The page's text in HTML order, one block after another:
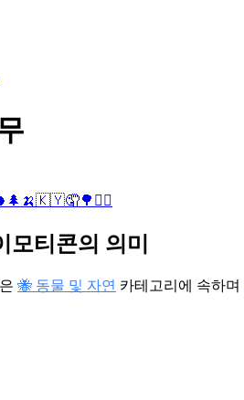
🌲 🍌🇰🇾🤦🌳 🤦‍♂️
모티콘의 의미
🐝 동물 및 자연 카테고리에 속하며